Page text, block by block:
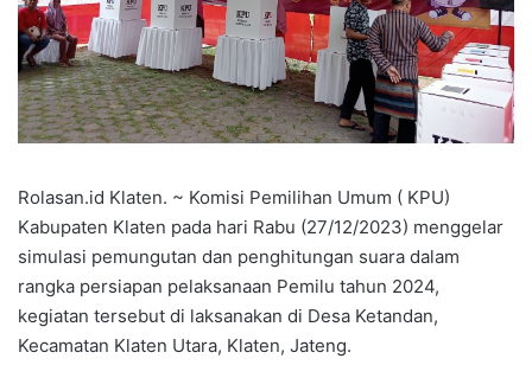
Rolasan.id Klaten. ~ Komisi Pemilihan Umum ( KPU)
Kabupaten Klaten pada hari Rabu (27/12/2023) menggelar
simulasi pemungutan dan penghitungan suara dalam
rangka persiapan pelaksanaan Pemilu tahun 2024,
kegiatan tersebut di laksanakan di Desa Ketandan,
Kecamatan Klaten Utara, Klaten, Jateng.